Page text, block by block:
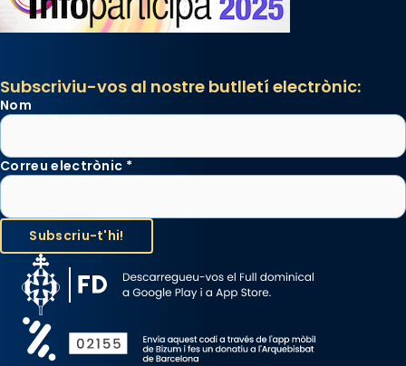
Subscriviu-vos al nostre butlletí electrònic:
Nom
Correu electrònic *